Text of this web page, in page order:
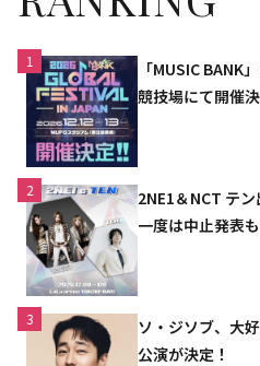
1
「MUSIC BANK
競技場にて開催
2
2NE1＆NCT テン
一度は中止発表
3
ソ・ジソブ、大
公演が決定！